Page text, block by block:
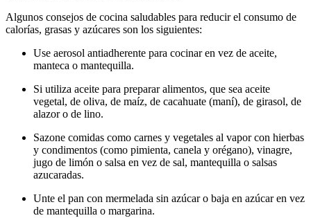
Algunos consejos de cocina saludables para reducir el consumo de
calorías, grasas y azúcares son los siguientes:
Use aerosol antiadherente para cocinar en vez de aceite,
manteca o mantequilla.
Si utiliza aceite para preparar alimentos, que sea aceite
vegetal, de oliva, de maíz, de cacahuate (maní), de girasol, de
alazor o de lino.
Sazone comidas como carnes y vegetales al vapor con hierbas
y condimentos (como pimienta, canela y orégano), vinagre,
jugo de limón o salsa en vez de sal, mantequilla o salsas
azucaradas.
Unte el pan con mermelada sin azúcar o baja en azúcar en vez
de mantequilla o margarina.